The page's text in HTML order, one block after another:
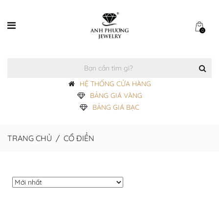
0
HỆ THỐNG CỬA HÀNG
BẢNG GIÁ VÀNG
BẢNG GIÁ BẠC
TRANG CHỦ / CỔ ĐIỂN